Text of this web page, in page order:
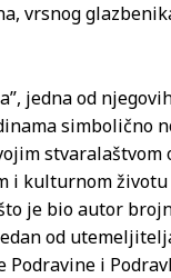
vrsnog
jedna od
simbolično
i kulturnom životu
je bio autor
od
Podravine i